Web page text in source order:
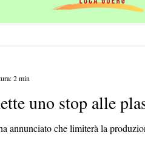
uno stop alle
annunciato che limiterà la
2 min